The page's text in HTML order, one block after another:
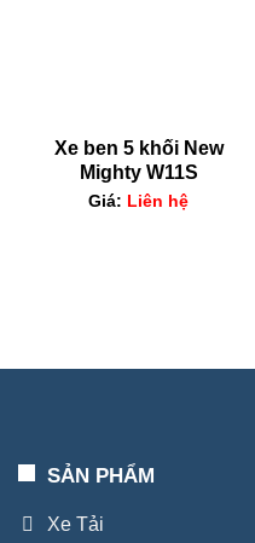
Xe ben 5 khối New
Mighty W11S
Giá: Liên hệ
SẢN PHẨM
Xe Tải